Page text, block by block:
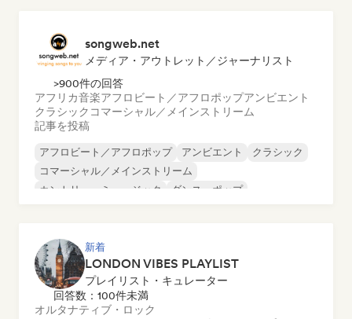
songweb.net
メディア・アウトレット／ジャーナリスト
>900件の回答
アフリカ音楽アフロビート／アフロポップアンビエント
クラシック コマーシャル／メインストリーム
記事を投稿
アフロビート／アフロポップ アンビエント
クラシック
コマーシャル／メインストリーム
カントリー・ミュージック
ダンス・ポップ
新着
LONDON VIBES PLAYLIST
プレイリスト・キュレーター
回答数：100件未満
オルタナティブ・ロック